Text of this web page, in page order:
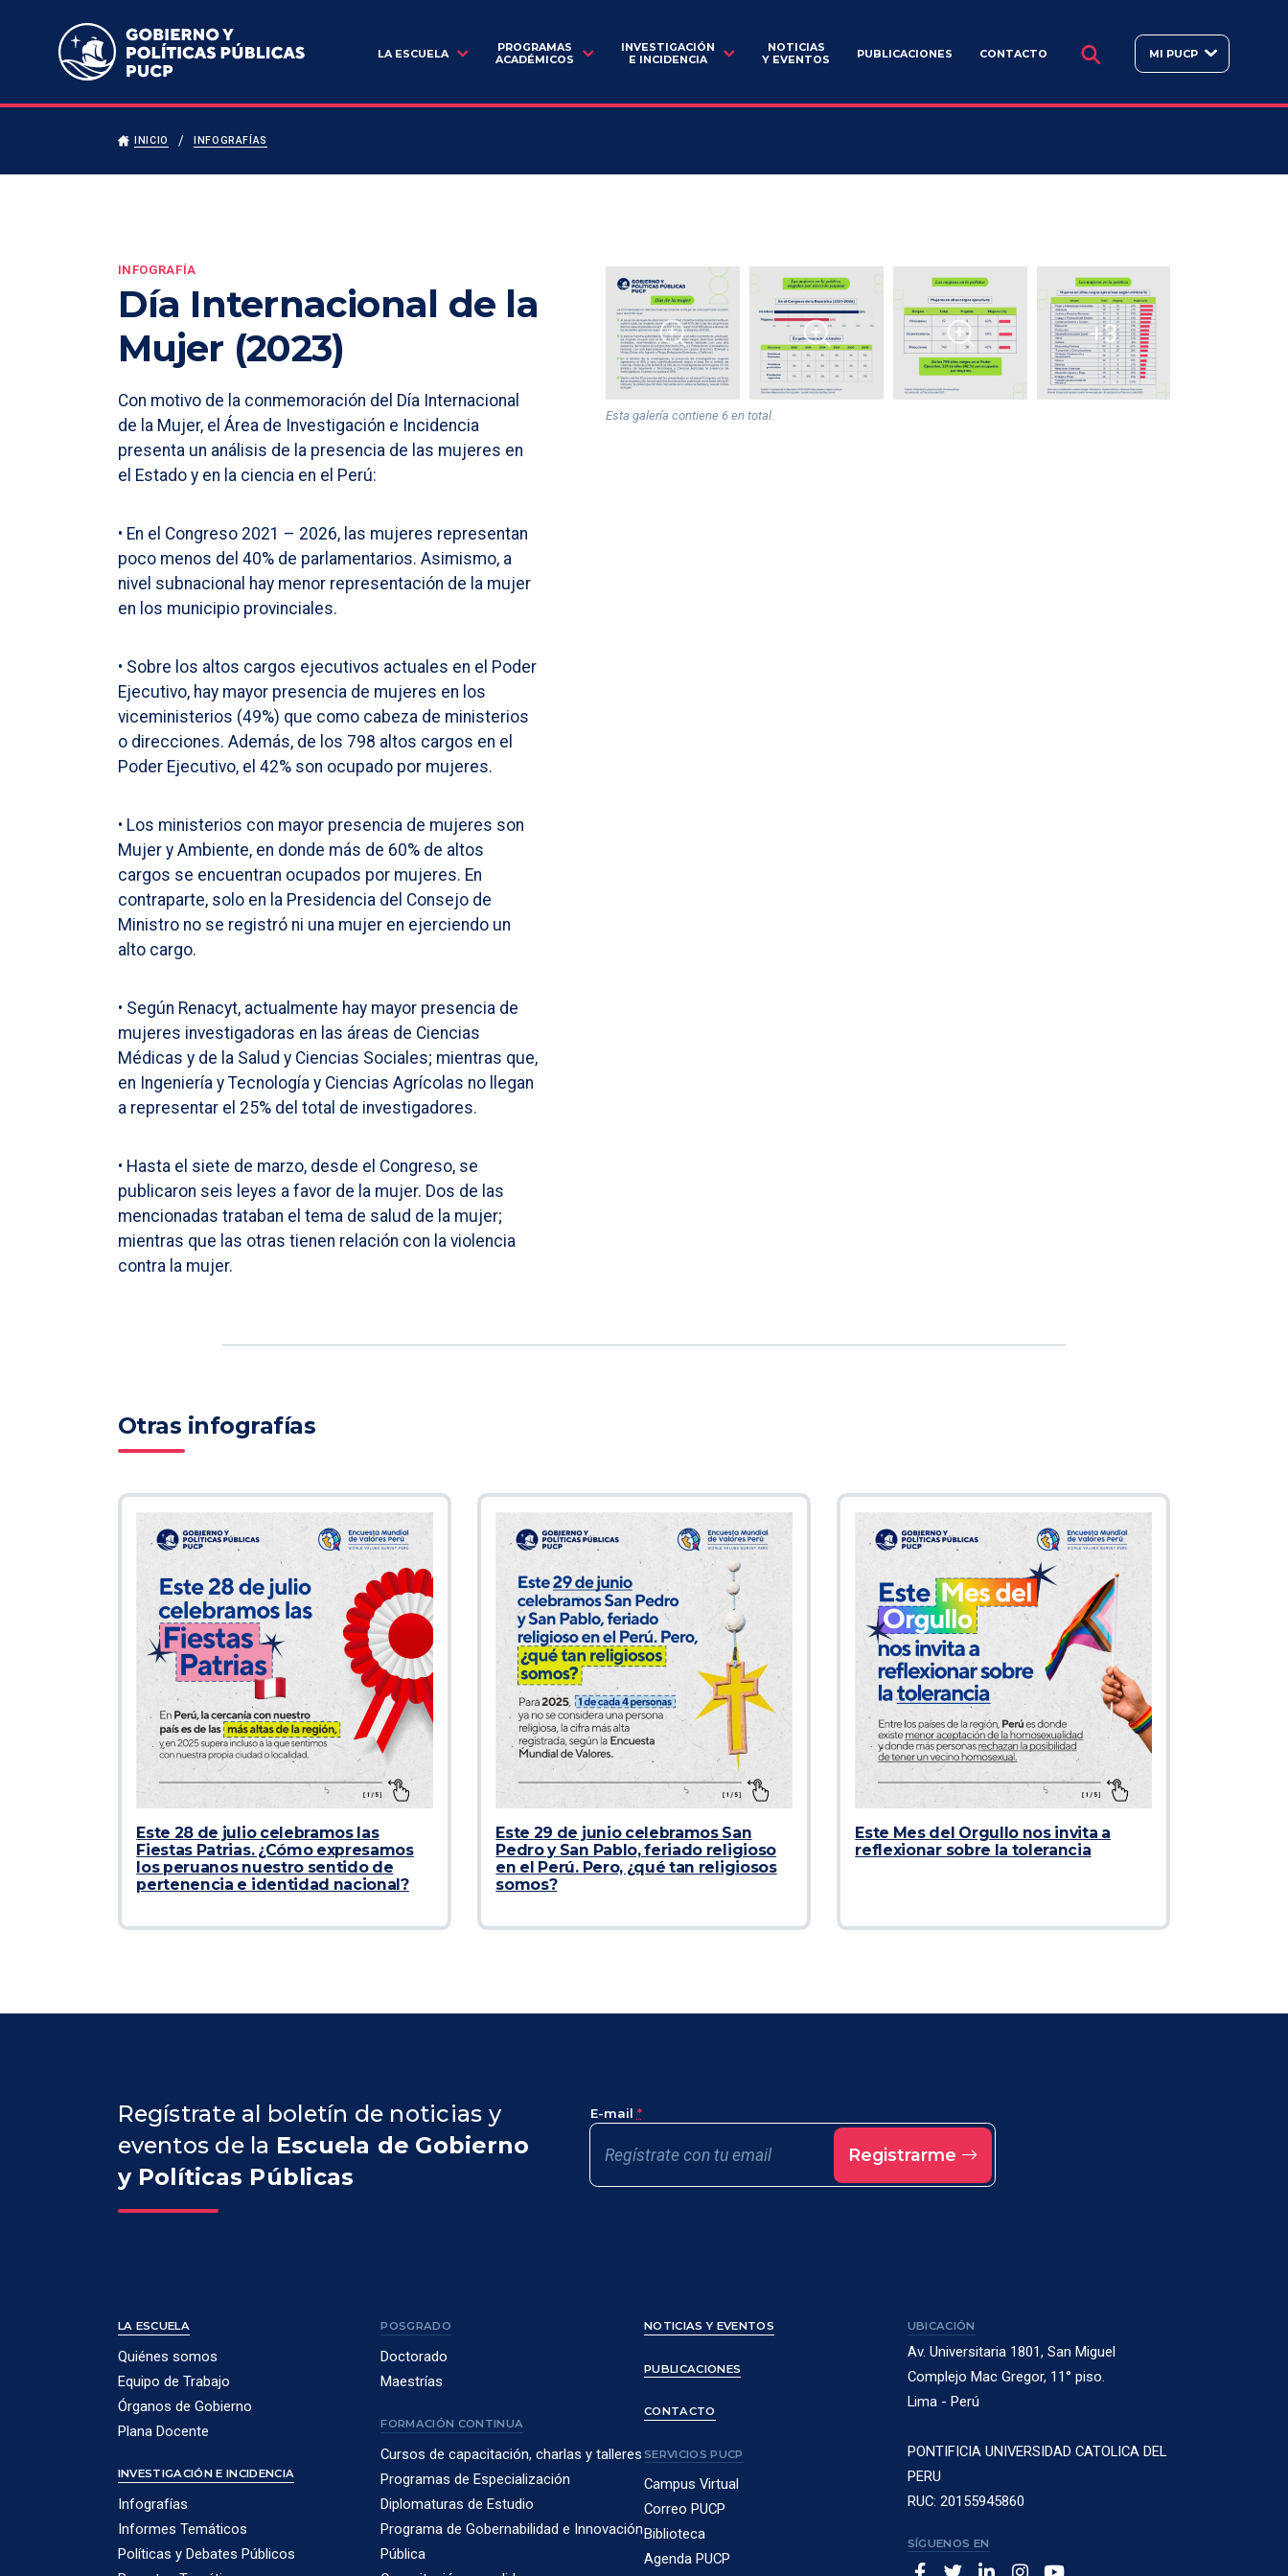
Escuela de Gobierno y Políticas Públicas
LA ESCUELA
PROGRAMAS
ACADÉMICOS
INVESTIGACIÓN
E INCIDENCIA
NOTICIAS
Y EVENTOS
PUBLICACIONES CONTACTO BUSCAR MI PUCP
INICIO INFOGRAFÍAS
INFOGRAFÍA
Día Internacional de la
Mujer (2023)
Con motivo de la conmemoración del Día Internacional
de la Mujer, el Área de Investigación e Incidencia
presenta un análisis de la presencia de las mujeres en
el Estado y en la ciencia en el Perú:
• En el Congreso 2021 – 2026, las mujeres representan
poco menos del 40% de parlamentarios. Asimismo, a
nivel subnacional hay menor representación de la mujer
en los municipio provinciales.
• Sobre los altos cargos ejecutivos actuales en el Poder
Ejecutivo, hay mayor presencia de mujeres en los
viceministerios (49%) que como cabeza de ministerios
o direcciones. Además, de los 798 altos cargos en el
Poder Ejecutivo, el 42% son ocupado por mujeres.
• Los ministerios con mayor presencia de mujeres son
Mujer y Ambiente, en donde más de 60% de altos
cargos se encuentran ocupados por mujeres. En
contraparte, solo en la Presidencia del Consejo de
Ministro no se registró ni una mujer en ejerciendo un
alto cargo.
• Según Renacyt, actualmente hay mayor presencia de
mujeres investigadoras en las áreas de Ciencias
Médicas y de la Salud y Ciencias Sociales; mientras que,
en Ingeniería y Tecnología y Ciencias Agrícolas no llegan
a representar el 25% del total de investigadores.
• Hasta el siete de marzo, desde el Congreso, se
publicaron seis leyes a favor de la mujer. Dos de las
mencionadas trataban el tema de salud de la mujer;
mientras que las otras tienen relación con la violencia
contra la mujer.
+3
Esta galería contiene 6 en total.
Otras infografías
Este 28 de julio celebramos las
Fiestas Patrias. ¿Cómo expresamos
los peruanos nuestro sentido de
pertenencia e identidad nacional?
Este 29 de junio celebramos San
Pedro y San Pablo, feriado religioso
en el Perú. Pero, ¿qué tan religiosos
somos?
Este Mes del Orgullo nos invita a
reflexionar sobre la tolerancia
Regístrate al boletín de noticias y
eventos de la Escuela de Gobierno
y Políticas Públicas
E-mail *
Registrarme
LA ESCUELA
Quiénes somos
Equipo de Trabajo
Órganos de Gobierno
Plana Docente
INVESTIGACIÓN E INCIDENCIA
Infografías
Informes Temáticos
Políticas y Debates Públicos
POSGRADO
Doctorado
Maestrías
FORMACIÓN CONTINUA
Cursos de capacitación, charlas y talleres
Programas de Especialización
Diplomaturas de Estudio
Programa de Gobernabilidad e Innovación
Pública
NOTICIAS Y EVENTOS
PUBLICACIONES
CONTACTO
SERVICIOS PUCP
Campus Virtual
Correo PUCP
Biblioteca
Agenda PUCP
UBICACIÓN
Av. Universitaria 1801, San Miguel
Complejo Mac Gregor, 11° piso.
Lima - Perú
PONTIFICIA UNIVERSIDAD CATOLICA DEL
PERU
RUC: 20155945860
SÍGUENOS EN